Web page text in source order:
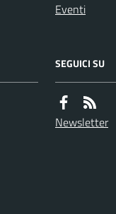
Eventi
SEGUICI SU
Newsletter